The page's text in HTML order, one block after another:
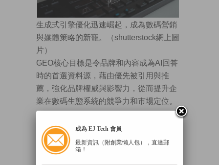
生成式引擎優化迅速崛起，成為數碼營銷
與媒體策略的新寵。（shutterstock網上圖
片）
GEO核心目標是令品牌和內容成為AI回答
時的首選資料源，藉由優先被引用與推
薦，強化品牌權威與影響力，從而提升企
業在數碼生態系統的競爭力和市場定位。
Optimization，SEO）強調關鍵字選用、反
向連結建設及頁面技術優化等。然而，
成為 EJ Tech 會員
最新資訊（附創業懶人包），直達郵
箱！